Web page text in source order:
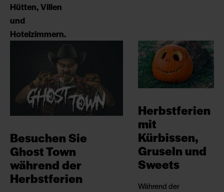
Hütten, Villen
und
Hotelzimmern.
Besuchen Sie
Ghost Town
während der
Herbstferien
Herbstferien
mit
Kürbissen,
Gruseln und
Sweets
Während der